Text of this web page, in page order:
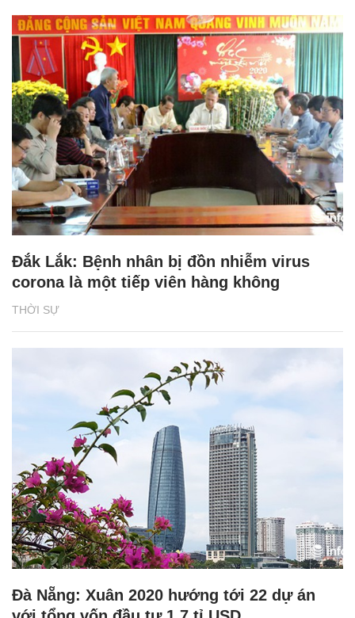
THỜI SỰ
Đắk Lắk: Bệnh nhân bị đồn nhiễm virus
corona là một tiếp viên hàng không
Đà Nẵng: Xuân 2020 hướng tới 22 dự án